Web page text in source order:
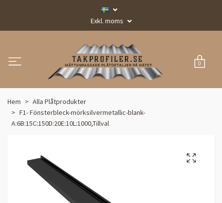
Exkl. moms
0
Hem
Alla Plåtprodukter
F1- Fönsterbleck-mörksilvermetallic-blank-
A:6B:15C:150D:20E:10L:1000,Tillval